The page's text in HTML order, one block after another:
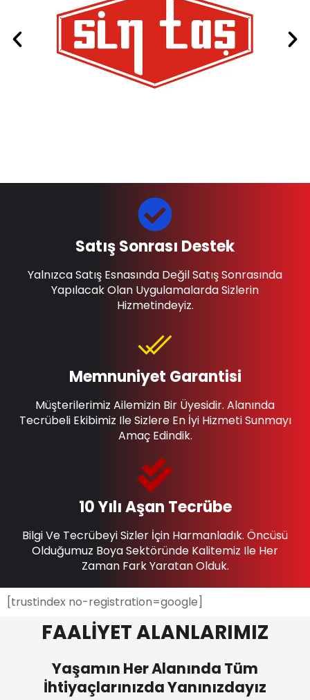
10 Yılı Aşan Tecrübe
Bilgi Ve Tecrübeyi Sizler İçin Harmanladık. Öncüsü
Olduğumuz Boya Sektöründe Kalitemiz Ile Her
Zaman Fark Yaratan Olduk.
Memnuniyet Garantisi
Müşterilerimiz Ailemizin Bir Üyesidir. Alanında
Tecrübeli Ekibimiz Ile Sizlere En İyi Hizmeti Sunmayı
Amaç Edindik.
Satış Sonrası Destek
Yalnızca Satış Esnasında Değil Satış Sonrasında
Yapılacak Olan Uygulamalarda Sizlerin
Hizmetindeyiz.
[trustindex no-registration=google]
FAALİYET ALANLARIMIZ
Yaşamın Her Alanında Tüm
İhtiyaçlarınızda Yanınızdayız